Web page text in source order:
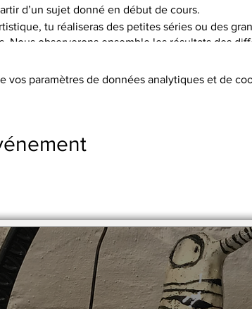
d’un sujet donné en début de cours.
tu réaliseras des petites séries ou des
Nous observerons ensemble les résultats des
de 5 terres différentes, et pas moins de 15
chèques, cb, lien de paiement)
en 2 x par chèque.
vos paramètres de données analytiques et de